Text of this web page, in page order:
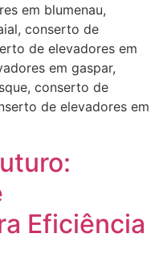
em blumenau,
conserto de
de elevadores em
em gaspar,
conserto de
de elevadores em
Eficiência